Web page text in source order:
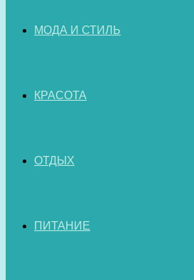
МОДА И СТИЛЬ
КРАСОТА
ОТДЫХ
ПИТАНИЕ